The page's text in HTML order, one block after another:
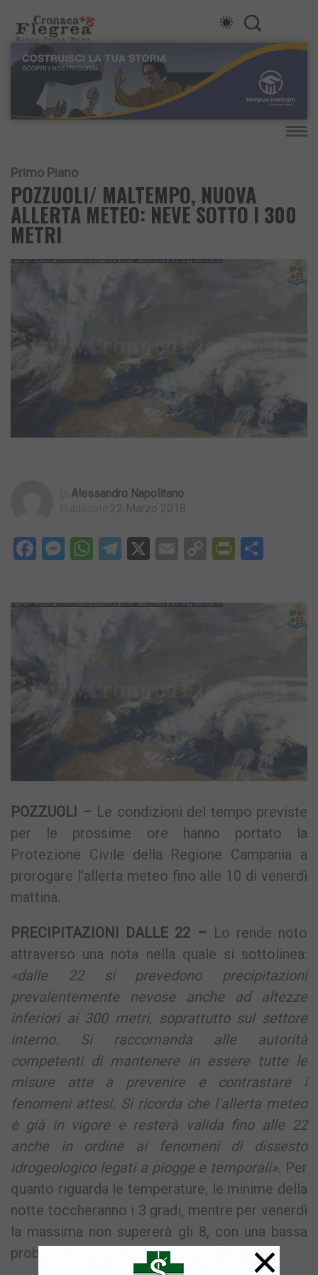
Primo Piano
POZZUOLI/ MALTEMPO, NUOVA
ALLERTA METEO: NEVE SOTTO I 300
METRI
Alessandro Napolitano
22 Marzo 2018
Facebook
Messenger
WhatsApp
Telegram
X EmailCopy
POZZUOLI
– Le condizioni del tempo previste
per le prossime ore hanno portato la
Protezione Civile della Regione Campania a
prorogare l’allerta meteo fino alle 10 di venerdì
mattina.
PRECIPITAZIONI DALLE 22 – Lo rende noto
attraverso una nota nella quale si sottolinea:
«dalle 22 si prevedono precipitazioni
prevalentemente nevose anche ad altezze
inferiori ai 300 metri, soprattutto sul settore
interno. Si raccomanda alle autorità
competenti di mantenere in essere tutte le
misure atte a prevenire e contrastare i
fenomeni attesi. Si ricorda che l’allerta meteo
è già in vigore e resterà valida fino alle 22
anche in ordine ai fenomeni di dissesto
idrogeologico legati a piogge e temporali». Per
quanto riguarda le temperature, le minime della
notte toccheranno i 3 gradi, mentre per venerdì
la massima non supererà gli 8, con una bassa
probabilità di precipitazioni.
×